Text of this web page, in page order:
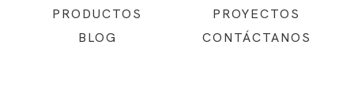
PRODUCTOS
PROYECTOS
BLOG
CONTÁCTANOS